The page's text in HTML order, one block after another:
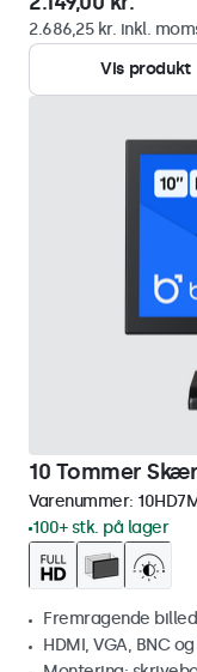
2.686,25 kr. inkl.
Vis produkt
10 Tommer
Varenummer:
100+ stk. på lager
Fremragende
HDMI, VGA, BNC